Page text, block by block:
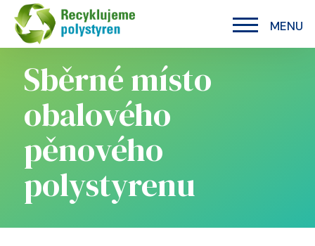
MENU
Sběrné místo
obalového
pěnového
polystyrenu